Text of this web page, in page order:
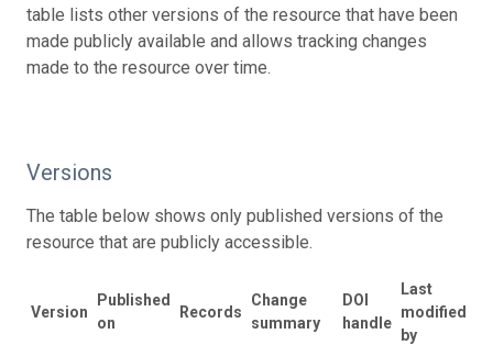
table lists other versions of the resource that have been
made publicly available and allows tracking changes
made to the resource over time.
Versions
The table below shows only published versions of the
resource that are publicly accessible.
Version
Published
on
Records
Change
summary
DOI
handle
Last
modified
by